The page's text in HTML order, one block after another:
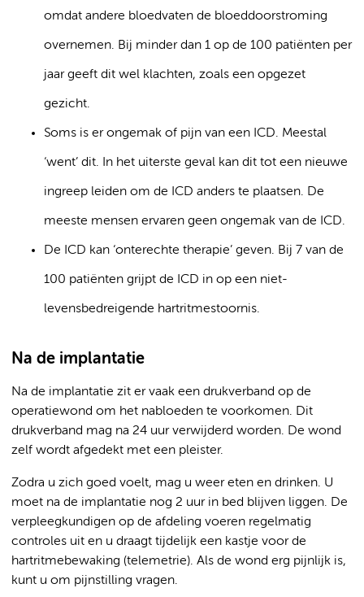
omdat andere bloedvaten de bloeddoorstroming
overnemen. Bij minder dan 1 op de 100 patiënten per
jaar geeft dit wel klachten, zoals een opgezet
gezicht.
Soms is er ongemak of pijn van een ICD. Meestal
‘went’ dit. In het uiterste geval kan dit tot een nieuwe
ingreep leiden om de ICD anders te plaatsen. De
meeste mensen ervaren geen ongemak van de ICD.
De ICD kan ‘onterechte therapie’ geven. Bij 7 van de
100 patiënten grijpt de ICD in op een niet-
levensbedreigende hartritmestoornis.
Na de implantatie
Na de implantatie zit er vaak een drukverband op de
operatiewond om het nabloeden te voorkomen. Dit
drukverband mag na 24 uur verwijderd worden. De wond
zelf wordt afgedekt met een pleister.
Zodra u zich goed voelt, mag u weer eten en drinken. U
moet na de implantatie nog 2 uur in bed blijven liggen. De
verpleegkundigen op de afdeling voeren regelmatig
controles uit en u draagt tijdelijk een kastje voor de
hartritmebewaking (telemetrie). Als de wond erg pijnlijk is,
kunt u om pijnstilling vragen.